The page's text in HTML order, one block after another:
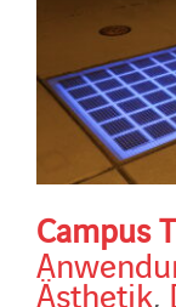
Campus
Ästhetik,